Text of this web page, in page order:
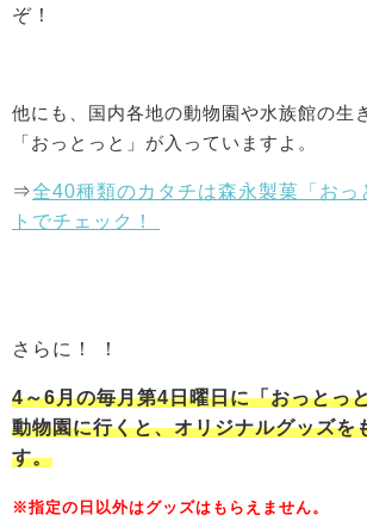
ぞ！
他にも、国内各地の動物園や水族館の生
「おっとっと」が入っていますよ。
⇒全40種類のカタチは森永製菓「おっ
トでチェック！
さらに！ ！
4～6月の毎月第4日曜日に「おっとっ
動物園に行くと、オリジナルグッズを
す。
※指定の日以外はグッズはもらえません。